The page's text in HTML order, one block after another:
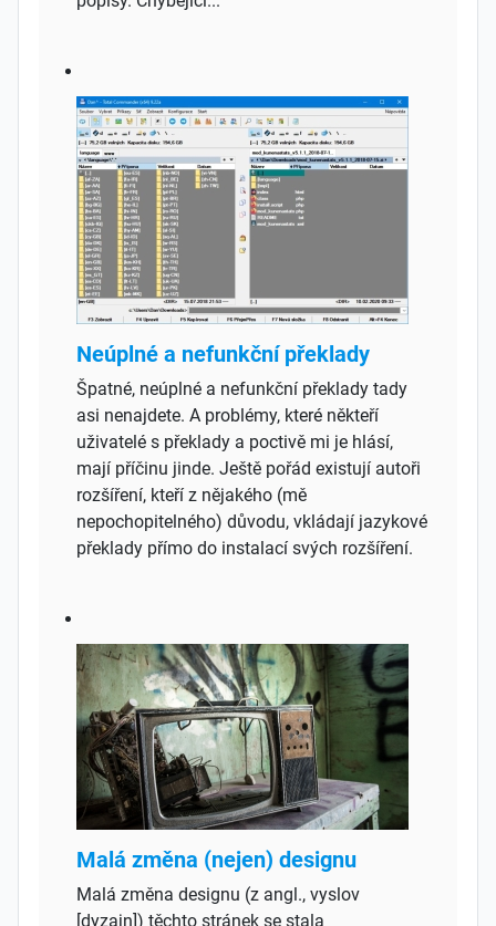
Neúplné a nefunkční překlady
Špatné, neúplné a nefunkční překlady tady
asi nenajdete. A problémy, které někteří
uživatelé s překlady a poctivě mi je hlásí,
mají příčinu jinde. Ještě pořád existují autoři
rozšíření, kteří z nějakého (mě
nepochopitelného) důvodu, vkládají jazykové
překlady přímo do instalací svých rozšíření.
Malá změna (nejen) designu
Malá změna designu (z angl., vyslov
[dyzajn]) těchto stránek se stala